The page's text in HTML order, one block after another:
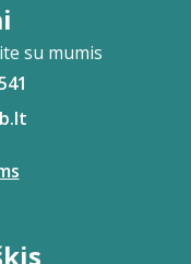
su mumis